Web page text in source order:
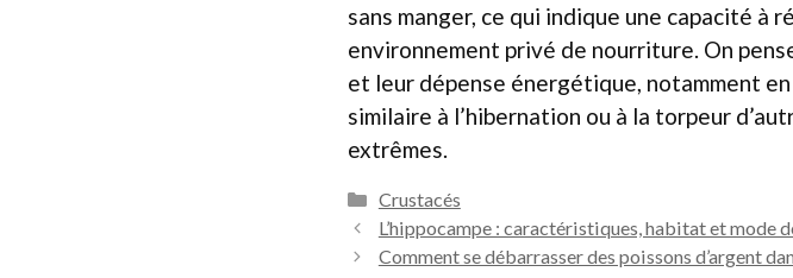
sans manger, ce qui indique une capacité à
environnement privé de nourriture. On
et leur dépense énergétique, notamment
similaire à l’hibernation ou à la torpeur
extrêmes.
Catégories
Crustacés
L’hippocampe : caractéristiques, habitat et mode
Comment se débarrasser des poissons d’argent